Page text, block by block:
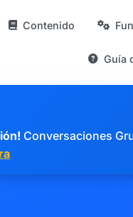
Contenido
Guía
Conversaciones